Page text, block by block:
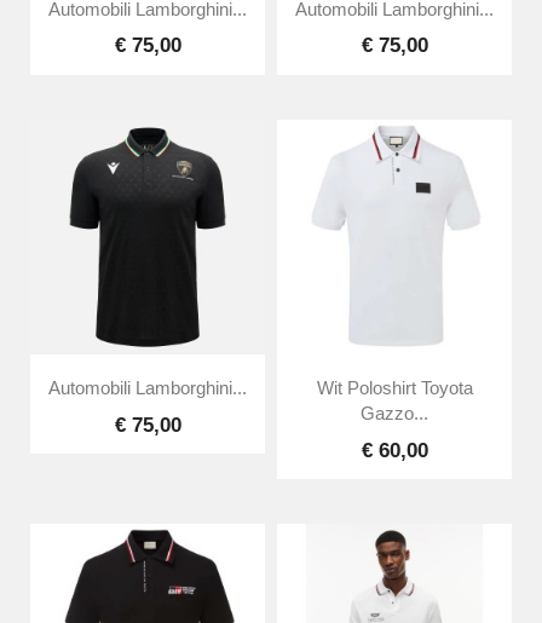
Automobili Lamborghini...
€ 75,00
Automobili Lamborghini...
€ 75,00
Automobili Lamborghini...
€ 75,00
Wit Poloshirt Toyota
Gazzo...
€ 60,00